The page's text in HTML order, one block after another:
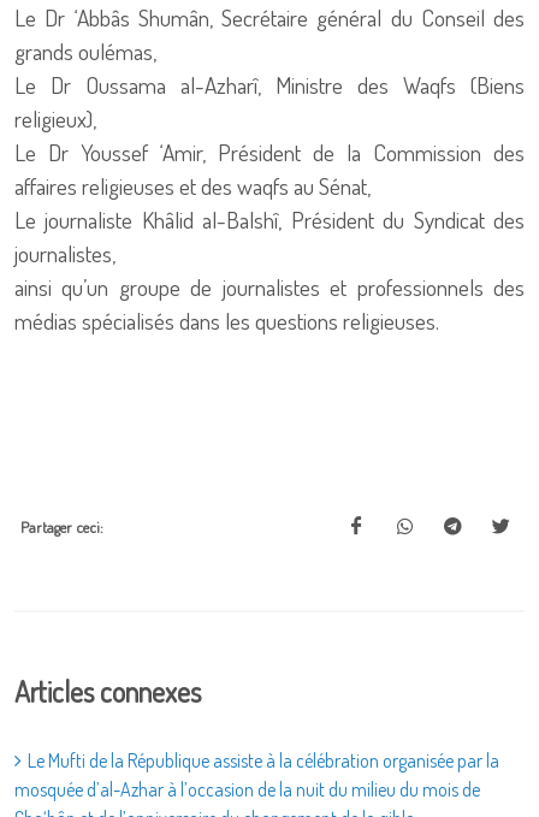
Le Dr ‘Abbâs Shumân, Secrétaire général du Conseil des
grands oulémas,
Le Dr Oussama al-Azharî, Ministre des Waqfs (Biens
religieux),
Le Dr Youssef ‘Amir, Président de la Commission des
affaires religieuses et des waqfs au Sénat,
Le journaliste Khâlid al-Balshî, Président du Syndicat des
journalistes,
ainsi qu’un groupe de journalistes et professionnels des
médias spécialisés dans les questions religieuses.
Partager ceci:
Articles connexes
Le Mufti de la République assiste à la célébration organisée par la
mosquée d’al-Azhar à l’occasion de la nuit du milieu du mois de